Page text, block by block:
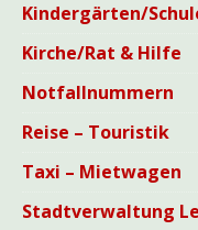
Kindergärten/
Kirche/Rat & Hilfe
Notfallnummern
Reise – Touristik
Taxi – Mietwagen
Stadtverwaltung